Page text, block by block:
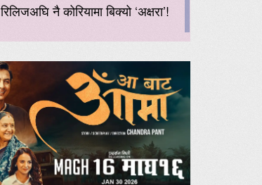
रिलिजअघि नै कोरियामा बिक्यो ‘अक्षरा’!